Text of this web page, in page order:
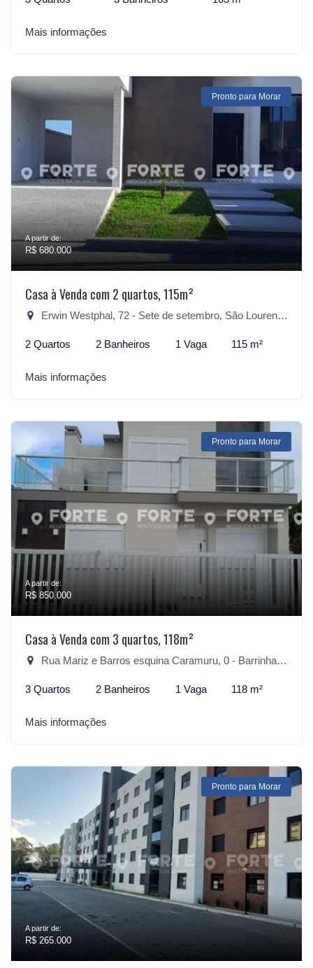
Mais informações
Pronto para Morar
A partir de:
R$ 680.000
Casa à Venda com 2 quartos, 115m²
Erwin Westphal, 72 - Sete de setembro, São Lourenço do Sul-RS
2 Quartos 2 Banheiros 1 Vaga 115 m²
Mais informações
Pronto para Morar
A partir de:
R$ 850.000
Casa à Venda com 3 quartos, 118m²
Rua Mariz e Barros esquina Caramuru, 0 - Barrinha, São Lourenço do Sul-RS
3 Quartos 2 Banheiros 1 Vaga 118 m²
Mais informações
Pronto para Morar
A partir de:
R$ 265.000